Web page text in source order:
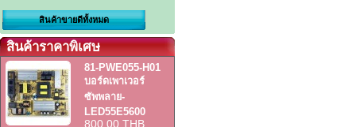
สินค้าขายดีทั้งหมด
สินค้าราคาพิเศษ
81-PWE055-H01
บอร์ดเพาเวอร์
ซัพพลาย-
LED55E5600
800.00 THB